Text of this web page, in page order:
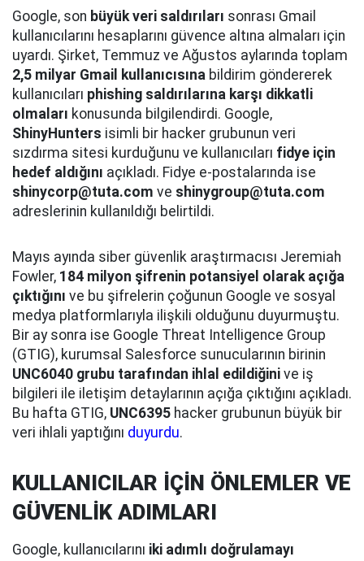
Google, son büyük veri saldırıları sonrası Gmail
kullanıcılarını hesaplarını güvence altına almaları için
uyardı. Şirket, Temmuz ve Ağustos aylarında toplam
2,5 milyar Gmail kullanıcısına bildirim göndererek
kullanıcıları phishing saldırılarına karşı dikkatli
olmaları konusunda bilgilendirdi. Google,
ShinyHunters isimli bir hacker grubunun veri
sızdırma sitesi kurduğunu ve kullanıcıları fidye için
hedef aldığını açıkladı. Fidye e-postalarında ise
shinycorp@tuta.com ve shinygroup@tuta.com
adreslerinin kullanıldığı belirtildi.
Mayıs ayında siber güvenlik araştırmacısı Jeremiah
Fowler, 184 milyon şifrenin potansiyel olarak açığa
çıktığını ve bu şifrelerin çoğunun Google ve sosyal
medya platformlarıyla ilişkili olduğunu duyurmuştu.
Bir ay sonra ise Google Threat Intelligence Group
(GTIG), kurumsal Salesforce sunucularının birinin
UNC6040 grubu tarafından ihlal edildiğini ve iş
bilgileri ile iletişim detaylarının açığa çıktığını açıkladı.
Bu hafta GTIG, UNC6395 hacker grubunun büyük bir
veri ihlali yaptığını duyurdu.
KULLANICILAR İÇİN ÖNLEMLER VE
GÜVENLİK ADIMLARI
Google, kullanıcılarını iki adımlı doğrulamayı